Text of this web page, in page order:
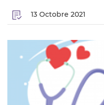
13 Octobre 2021